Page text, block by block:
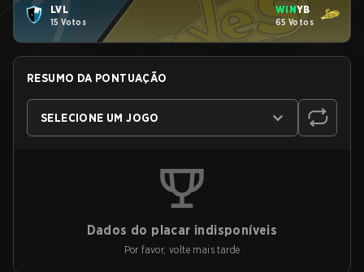
LVL
15 Votos
WINYB
65 Votos
RESUMO DA PONTUAÇÃO
SELECIONE UM JOGO
Dados do placar indisponíveis
Por favor, volte mais tarde